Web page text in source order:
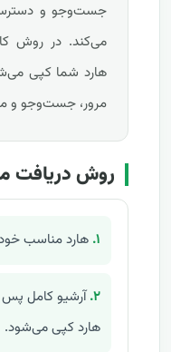
جست‌وجو و دسترسی
می‌کند. در روش
هارد شما کپی
مرور، جست‌وجو و
روش دریافت
۱. هارد مناسب خود
۲. آرشیو کامل پس
هارد کپی می‌شود.